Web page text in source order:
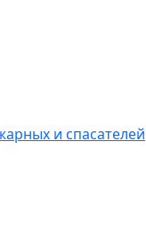
и спасателей